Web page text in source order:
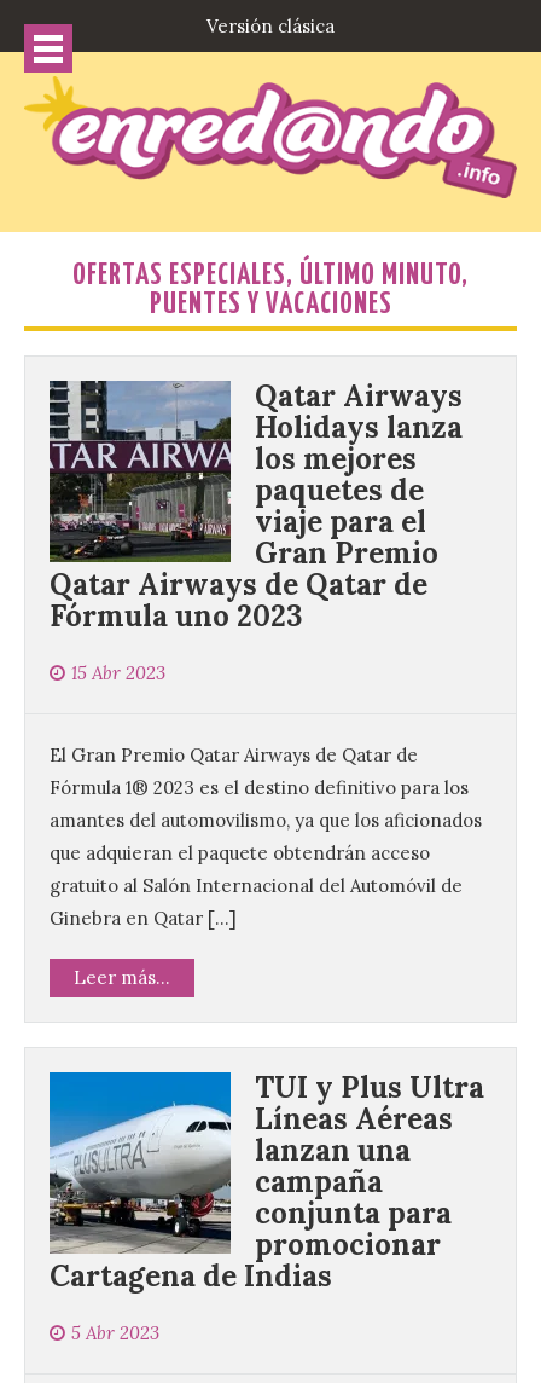
Versión clásica
OFERTAS ESPECIALES, ÚLTIMO MINUTO,
PUENTES Y VACACIONES
Qatar Airways
Holidays lanza
los mejores
paquetes de
viaje para el
Gran Premio
Qatar Airways de Qatar de
Fórmula uno 2023
15 Abr 2023
El Gran Premio Qatar Airways de Qatar de
Fórmula 1® 2023 es el destino definitivo para los
amantes del automovilismo, ya que los aficionados
que adquieran el paquete obtendrán acceso
gratuito al Salón Internacional del Automóvil de
Ginebra en Qatar […]
Leer más...
TUI y Plus Ultra
Líneas Aéreas
lanzan una
campaña
conjunta para
promocionar
Cartagena de Indias
5 Abr 2023